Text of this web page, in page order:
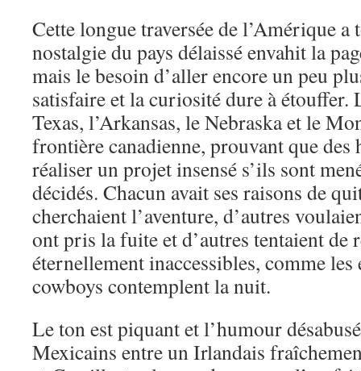
Cette longue traversée de l’Amérique a
nostalgie du pays délaissé envahit la
mais le besoin d’aller encore un peu
satisfaire et la curiosité dure à étouffer.
Texas, l’Arkansas, le Nebraska et le
frontière canadienne, prouvant que des
réaliser un projet insensé s’ils sont
décidés. Chacun avait ses raisons de
cherchaient l’aventure, d’autres
ont pris la fuite et d’autres tentaient de
éternellement inaccessibles, comme les
cowboys contemplent la nuit.
Le ton est piquant et l’humour
Mexicains entre un Irlandais